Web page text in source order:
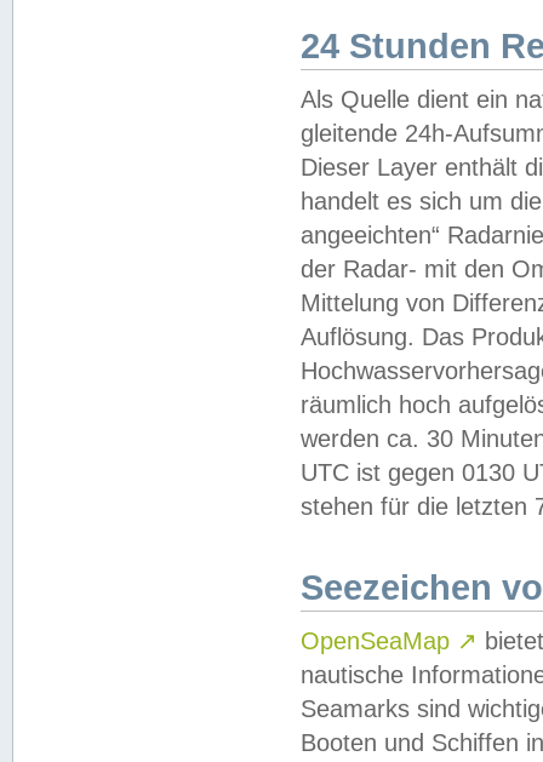
24 Stunden
Als Quelle dient ein
gleitende 24h-
Dieser Layer enthält
handelt es sich um
angeeichten“
der Radar- mit den
Mittelung von
Auflösung. Das
räumlich hoch
werden ca. 30
UTC ist gegen 0130
stehen für die letzten
Seezeichen
OpenSeaMap ↗
nautische
Seamarks sind
Booten und Schiffen